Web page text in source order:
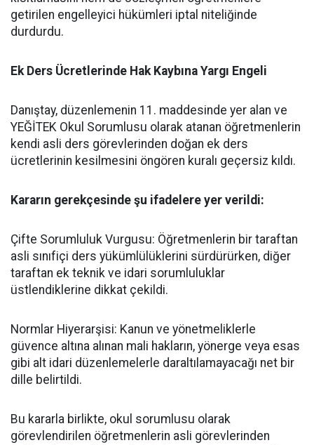
getirilen engelleyici hükümleri iptal niteliğinde
durdurdu.
​Ek Ders Ücretlerinde Hak Kaybına Yargı Engeli
​Danıştay, düzenlemenin 11. maddesinde yer alan ve
YEĞİTEK Okul Sorumlusu olarak atanan öğretmenlerin
kendi asli ders görevlerinden doğan ek ders
ücretlerinin kesilmesini öngören kuralı geçersiz kıldı.
​Kararın gerekçesinde şu ifadelere yer verildi:
​Çifte Sorumluluk Vurgusu: Öğretmenlerin bir taraftan
asli sınıfiçi ders yükümlülüklerini sürdürürken, diğer
taraftan ek teknik ve idari sorumluluklar
üstlendiklerine dikkat çekildi.
​Normlar Hiyerarşisi: Kanun ve yönetmeliklerle
güvence altına alınan mali hakların, yönerge veya esas
gibi alt idari düzenlemelerle daraltılamayacağı net bir
dille belirtildi.
​Bu kararla birlikte, okul sorumlusu olarak
görevlendirilen öğretmenlerin asli görevlerinden